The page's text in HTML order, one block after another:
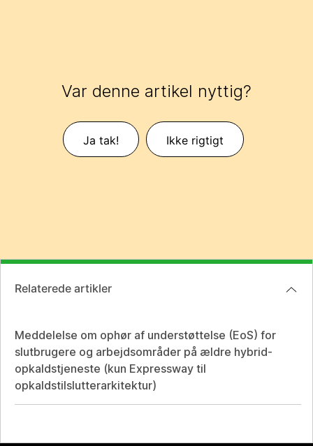
Var denne artikel nyttig?
Ja tak! Ikke rigtigt
Relaterede artikler
Meddelelse om ophør af understøttelse (EoS) for
slutbrugere og arbejdsområder på ældre hybrid-
opkaldstjeneste (kun Expressway til
opkaldstilslutterarkitektur)